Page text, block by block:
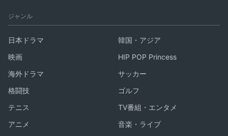
ジャンル
日本ドラマ
韓国・アジア
映画
HIP POP Princess
海外ドラマ
サッカー
格闘技
ゴルフ
テニス
TV番組・エンタメ
アニメ
音楽・ライブ